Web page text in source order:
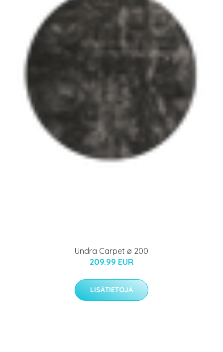
Undra Carpet ø 200
209.99 EUR
LISÄTIETOJA